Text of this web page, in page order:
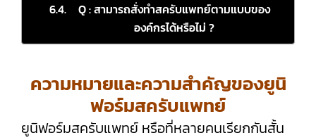
Q : สามารถสั่งทำสครับแพทย์ตามแบบของ
องค์กรได้หรือไม่ ?
ความหมายและความสำคัญของยูนิ
ฟอร์มสครับแพทย์
ยูนิฟอร์มสครับแพทย์ หรือที่หลายคนเรียกกันสั้น